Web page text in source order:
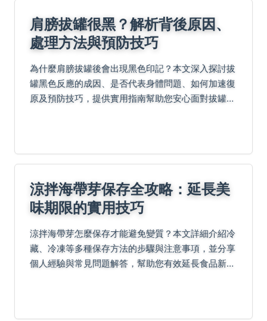
肩膀拔罐很黑？解析背後原因、
處理方法與預防技巧
為什麼肩膀拔罐後會出現黑色印記？本文深入探討拔
罐黑色反應的成因、是否代表身體問題、如何加速復
原及預防技巧，提供實用指南幫助您安心面對拔罐後
涼拌海帶芽保存全攻略：延長美
味期限的實用技巧
涼拌海帶芽怎麼保存才能避免變質？本文詳細介紹冷
藏、冷凍等多種保存方法的步驟與注意事項，並分享
個人經驗與常見問題解答，幫助您有效延長食品新鮮